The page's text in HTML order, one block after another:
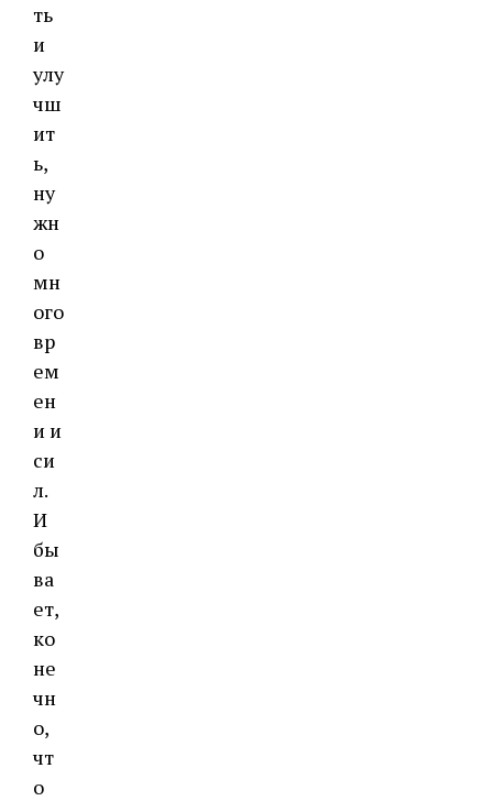
ть
и
улу
чш
ит
ь,
ну
жн
о
мн
ого
вр
ем
ен
и и
си
л.
И
бы
ва
ет,
ко
не
чн
о,
чт
о